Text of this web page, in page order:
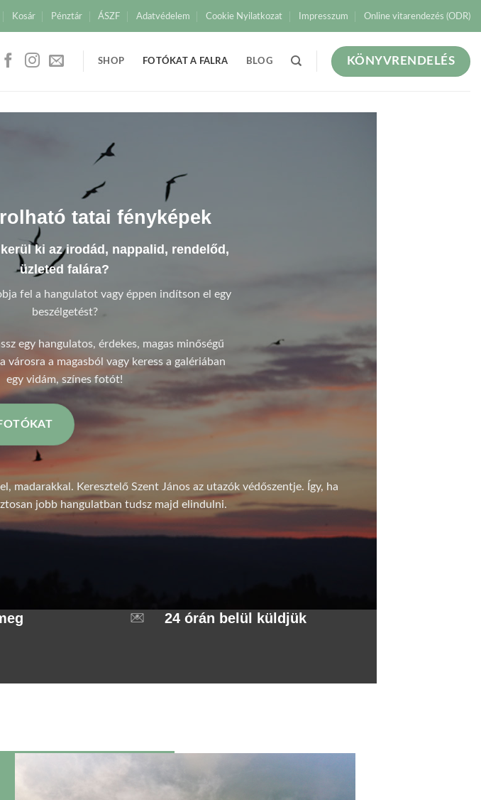
Kosár Pénztár ÁSZF Adatvédelem Cookie Nyilatkozat Impresszum Online vitarendezés (ODR)
SHOP FOTÓKAT A FALRA BLOG KÖNYVRENDELÉS
tatai fényképek
ki az irodád, nappalid, rendelőd,
üzleted falára?
fel a hangulatot vagy éppen indítson el egy
beszélgetést?
egy hangulatos, érdekes, magas minőségű
városra a magasból vagy keress a galériában
egy vidám, színes fotót!
madarakkal. Keresztelő Szent János az utazók védőszentje. Így, ha
jobb hangulatban tudsz majd elindulni.
24 órán belül küldjük